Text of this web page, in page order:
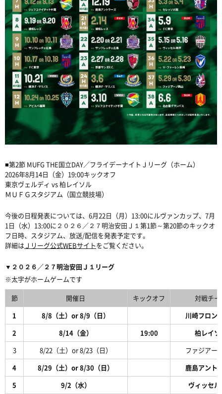
■第2節 MUFG THE国立DAY／フライデーナイトＪリーグ（ホーム）
2026年8月14日（金）19:00キックオフ
東京ヴェルディ vs 柏レイソル
ＭＵＦＧスタジアム（国立競技場）
今後の日程発表については、6月22日（月）13:00にルヴァンカップ、7月
1日（水）13:00に２０２６／２７明治安田Ｊ１第1節～第20節のキックオ
フ日時、スタジアム、放送/配信を発表予定です。
詳細は Ｊリーグ公式WEBサイトをご覧ください。
▼２０２６／２７明治安田Ｊ１リーグ
※太字がホームゲームです
節
開催日 キックオフ
対戦チ
1
8/8（土）or 8/9（日）
川崎フロン
2
8/14（金） 19:00
柏レイ
3
8/22（土）or 8/23（日）
ファジアー
4
8/29（土）or 8/30（日）
鹿島アント
5
9/2（水）
ヴィッセ